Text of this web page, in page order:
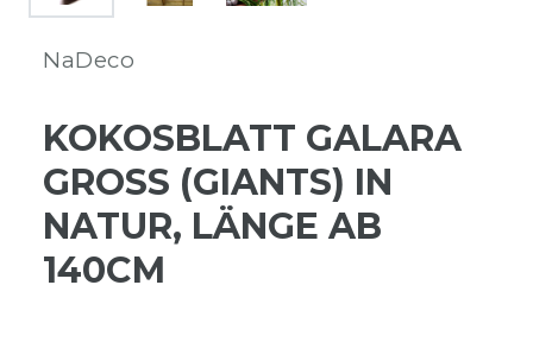
NaDeco
KOKOSBLATT GALARA
GROSS (GIANTS) IN N
ATUR, LÄNGE AB 1
40CM